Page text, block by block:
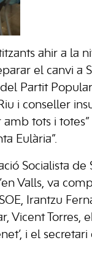
ahir a la
el canvi a
Partit
i conseller
tots i totes”
Eulària”.
Socialista de
Valls, va
Irantzu
Vicent Torres,
i el